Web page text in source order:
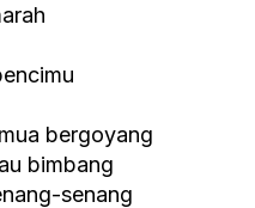
bergoyang
bimbang
senang